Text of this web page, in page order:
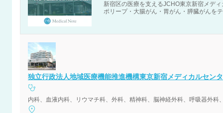
新宿区の医療を支えるJCHO東京新宿メデ
ポリープ・大腸がん・胃がん・膵臓がんを
独立行政法人地域医療機能推進機構東京新宿メディカルセン